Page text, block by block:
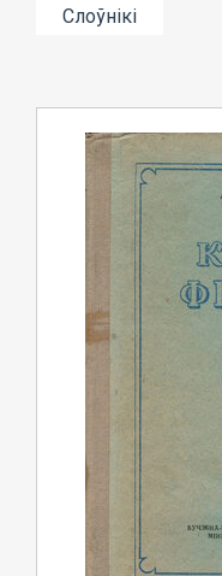
Слоўнікі